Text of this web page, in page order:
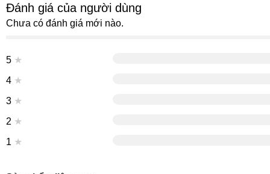
Đánh giá của người dùng
Chưa có đánh giá mới nào.
5 ★
4 ★
3 ★
2 ★
1 ★